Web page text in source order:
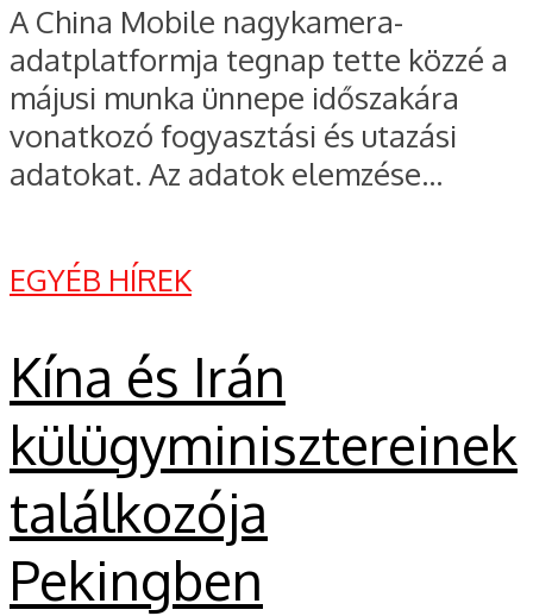
A China Mobile nagykamera-
adatplatformja tegnap tette közzé a
májusi munka ünnepe időszakára
vonatkozó fogyasztási és utazási
adatokat. Az adatok elemzése...
EGYÉB HÍREK
Kína és Irán
külügyminisztereinek
találkozója
Pekingben